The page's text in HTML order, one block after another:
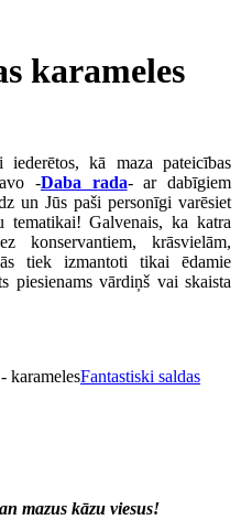
karameles
kā maza pateicības
-Daba rada- ar dabīgiem
un Jūs paši personīgi varēsiet
tematikai! Galvenais, ka katra
krāsvielām,
tiek izmantoti tikai ēdamie
piesienams vārdiņš vai skaista
Fantastiski saldas
mazus kāzu viesus!